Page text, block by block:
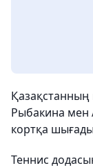
Рыбакина мен
кортқа
Теннис